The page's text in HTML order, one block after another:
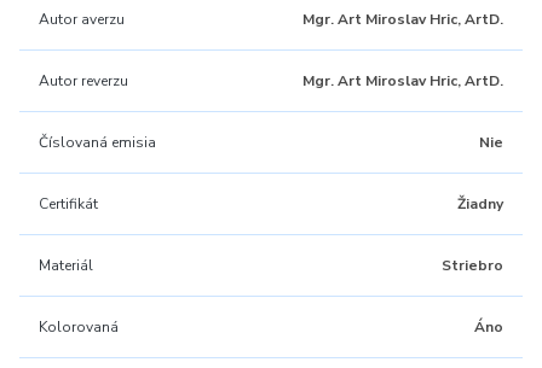
Autor averzu Mgr. Art Miroslav Hric, ArtD.
Autor reverzu Mgr. Art Miroslav Hric, ArtD.
Číslovaná emisia Nie
Certifikát Žiadny
Materiál Striebro
Kolorovaná Áno